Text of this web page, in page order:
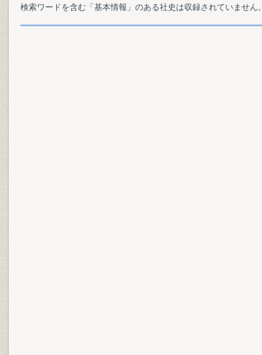
検索ワードを含む「基本情報」のある社史は収録されていません